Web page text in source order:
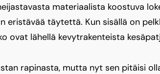
materiaalista koostuva
eristävää täytettä. Kun sisällä on
ovat lähellä kevytrakenteista
rapinasta, mutta nyt sen pitäisi